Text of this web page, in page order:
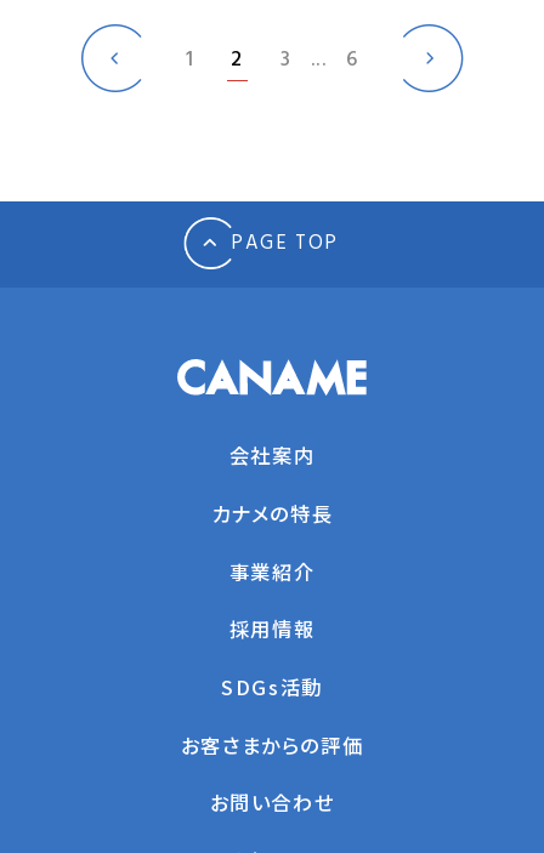
1 2 3 ... 6
PAGE TOP
会社案内
カナメの特長
事業紹介
採用情報
SDGs活動
お客さまからの評価
お問い合わせ